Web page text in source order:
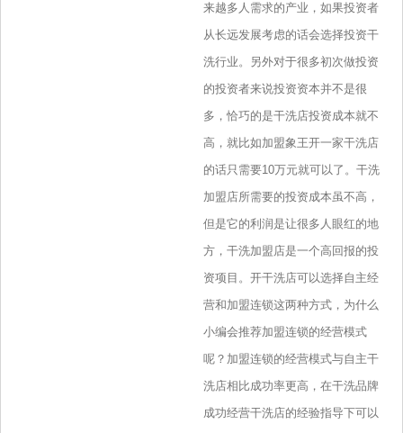
来越多人需求的产业，如果投资者
从长远发展考虑的话会选择投资干
洗行业。另外对于很多初次做投资
的投资者来说投资资本并不是很
多，恰巧的是干洗店投资成本就不
高，就比如加盟象王开一家干洗店
的话只需要10万元就可以了。干洗
加盟店所需要的投资成本虽不高，
但是它的利润是让很多人眼红的地
方，干洗加盟店是一个高回报的投
资项目。开干洗店可以选择自主经
营和加盟连锁这两种方式，为什么
小编会推荐加盟连锁的经营模式
呢？加盟连锁的经营模式与自主干
洗店相比成功率更高，在干洗品牌
成功经营干洗店的经验指导下可以